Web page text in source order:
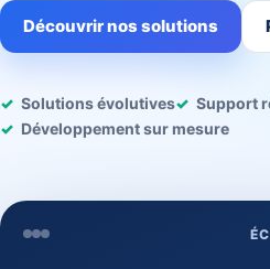
Découvrir nos solutions
Solutions évolutives
Support
Développement sur mesure